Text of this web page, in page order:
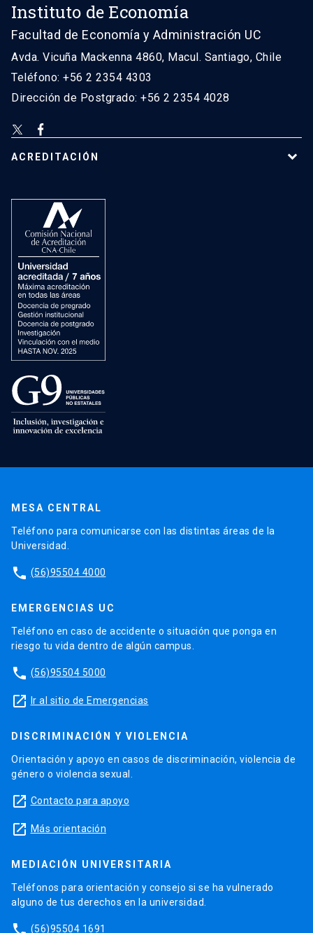
Instituto de Economía
Facultad de Economía y Administración UC
Avda. Vicuña Mackenna 4860, Macul. Santiago, Chile
Teléfono: +56 2 2354 4303
Dirección de Postgrado: +56 2 2354 4028
ACREDITACIÓN
MESA CENTRAL
Teléfono para comunicarse con las distintas áreas de la
Universidad.
phone (56)95504 4000
EMERGENCIAS UC
Teléfono en caso de accidente o situación que ponga en
riesgo tu vida dentro de algún campus.
phone (56)95504 5000
launch Ir al sitio de Emergencias
DISCRIMINACIÓN Y VIOLENCIA
Orientación y apoyo en casos de discriminación, violencia de
género o violencia sexual.
launch Contacto para apoyo
launch Más orientación
MEDIACIÓN UNIVERSITARIA
Teléfonos para orientación y consejo si se ha vulnerado
alguno de tus derechos en la universidad.
(56)95504 1691